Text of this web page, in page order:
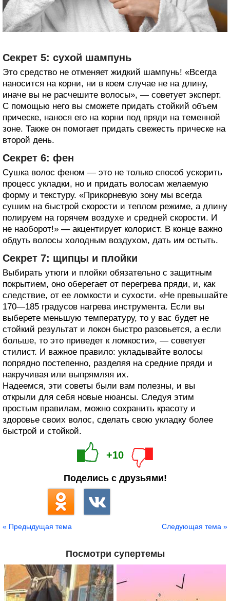
Секрет 5: сухой шампунь
Это средство не отменяет жидкий шампунь! «Всегда
наносится на корни, ни в коем случае не на длину,
иначе вы не расчешите волосы», — советует эксперт.
С помощью него вы сможете придать стойкий объем
прическе, нанося его на корни под пряди на теменной
зоне. Также он помогает придать свежесть прическе на
второй день.
Секрет 6: фен
Сушка волос феном — это не только способ ускорить
процесс укладки, но и придать волосам желаемую
форму и текстуру. «Прикорневую зону мы всегда
сушим на быстрой скорости и теплом режиме, а длину
полируем на горячем воздухе и средней скорости. И
не наоборот!» — акцентирует колорист. В конце важно
обдуть волосы холодным воздухом, дать им остыть.
Секрет 7: щипцы и плойки
Выбирать утюги и плойки обязательно с защитным
покрытием, оно оберегает от перегрева пряди, и, как
следствие, от ее ломкости и сухости. «Не превышайте
170—185 градусов нагрева инструмента. Если вы
выберете меньшую температуру, то у вас будет не
стойкий результат и локон быстро разовьется, а если
больше, то это приведет к ломкости», — советует
стилист. И важное правило: укладывайте волосы
попрядно постепенно, разделяя на средние пряди и
накручивая или выпрямляя их.
Надеемся, эти советы были вам полезны, и вы
открыли для себя новые нюансы. Следуя этим
простым правилам, можно сохранить красоту и
здоровье своих волос, сделать свою укладку более
быстрой и стойкой.
+10
Поделись с друзьями!
« Предыдущая тема Следующая тема »
Посмотри супертемы